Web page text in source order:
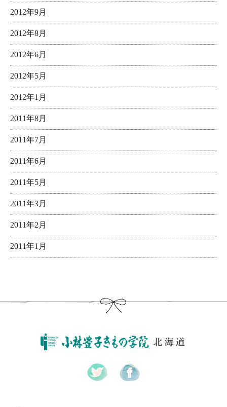
2012年9月
2012年8月
2012年6月
2012年5月
2012年1月
2011年8月
2011年7月
2011年6月
2011年5月
2011年3月
2011年2月
2011年1月